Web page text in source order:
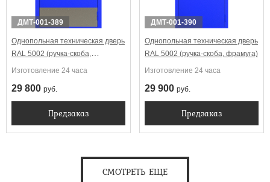
ДМТ-001-389
Однопольная техническая дверь
RAL 5002 (ручка-скоба,
отбойник)
Изготовление 24 часа
29 800 руб.
Предзаказ
ДМТ-001-390
Однопольная техническая дверь
RAL 5002 (ручка-скоба, фрамуга)
Изготовление 24 часа
29 900 руб.
Предзаказ
СМОТРЕТЬ ЕЩЕ